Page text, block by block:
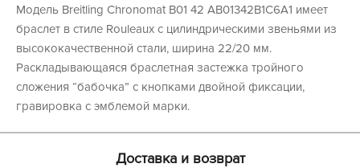
Модель Breitling Chronomat B01 42 AB01342B1C6A1 имеет
браслет в стиле Rouleaux с цилиндрическими звеньями из
высококачественной стали, ширина 22/20 мм.
Раскладывающаяся браслетная застежка тройного
сложения “бабочка” с кнопками двойной фиксации,
гравировка с эмблемой марки.
Доставка и возврат